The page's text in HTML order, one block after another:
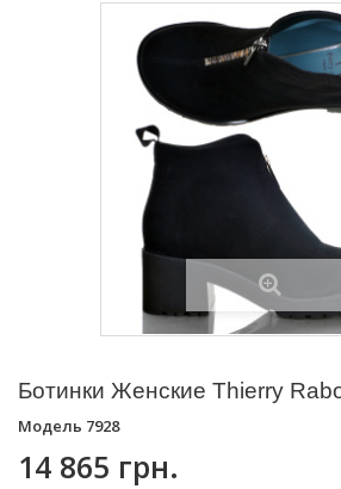
Ботинки Женские Thierry
Модель 7928
14 865 грн.